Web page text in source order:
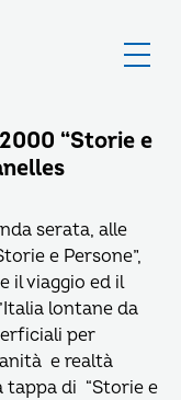
“Storie e
serata, alle
e Persone”,
il viaggio ed il
lontane da
per
e realtà
tappa di “Storie e